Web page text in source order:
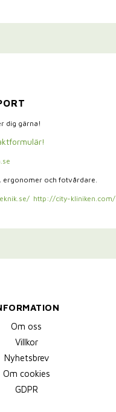
dig gärna!
ergonomer och fotvårdare.
http://city-kliniken.com/
Om oss
Villkor
Nyhetsbrev
Om cookies
GDPR